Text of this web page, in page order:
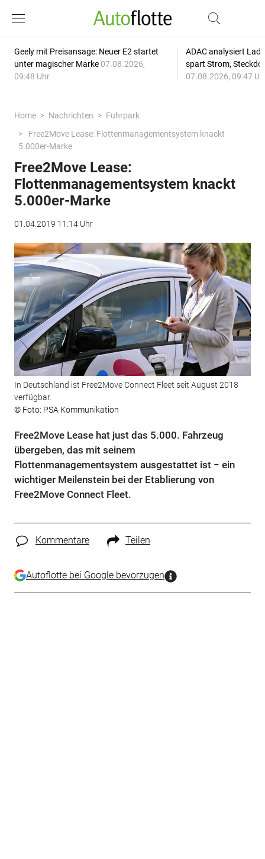
Geely mit Preisansage: Neuer E2 startet
unter magischer Marke 07.08.2026,
09:48 Uhr
ADAC analysiert
spart Strom,
07.08.2026, 09:47
Home Nachrichten
Fuhrpark
Free2Move Lease: Flottenmanagementsystem knackt
5.000er-Marke
Free2Move Lease:
Flottenmanagementsystem knackt
5.000er-Marke
01.04.2019 11:14 Uhr
In Deutschland ist Free2Move Connect Fleet seit August 2018
verfügbar.
© Foto: PSA Kommunikation
Free2Move Lease hat just das 5.000. Fahrzeug
übergeben, das mit seinem
Flottenmanagementsystem ausgestattet ist − ein
wichtiger Meilenstein bei der Etablierung von
Free2Move Connect Fleet.
Kommentare Teilen
Autoflotte bei Google bevorzugen